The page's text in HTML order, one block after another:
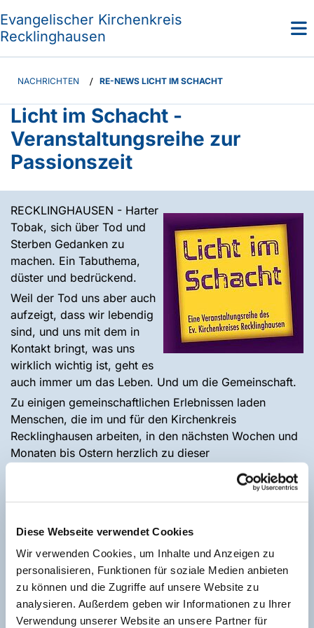
Diese Webseite verwendet Cookies
Wir verwenden Cookies, um Inhalte und Anzeigen zu
personalisieren, Funktionen für soziale Medien anbieten
zu können und die Zugriffe auf unsere Website zu
analysieren. Außerdem geben wir Informationen zu Ihrer
Verwendung unserer Website an unsere Partner für
Evangelischer Kirchenkreis
Recklinghausen
NACHRICHTEN / RE-NEWS LICHT IM SCHACHT
Licht im Schacht -
Veranstaltungsreihe zur
Passionszeit
RECKLINGHAUSEN - Harter
Tobak, sich über Tod und
Sterben Gedanken zu
machen. Ein Tabuthema,
düster und bedrückend.
Weil der Tod uns aber auch
aufzeigt, dass wir lebendig
sind, und uns mit dem in
Kontakt bringt, was uns
wirklich wichtig ist, geht es
auch immer um das Leben. Und um die Gemeinschaft.
Zu einigen gemeinschaftlichen Erlebnissen laden
Menschen, die im und für den Kirchenkreis
Recklinghausen arbeiten, in den nächsten Wochen und
Monaten bis Ostern herzlich zu dieser
Zur gemeinsamen Lesung und Gespräch mit Autorin
Heike Fink, zur vielfältigen Inszenierung auf der Bühne
Filmexperte Tom Damm oder zu Musik und Texten, die
das Leben und die Auferstehung feiern.
„Wir laden Menschen ein, die den Austausch über das
Thema Tod und Leben suchen oder auch ihre eigenen
Gedanken weitergeben möchten“, so Pfarrerin Ilona